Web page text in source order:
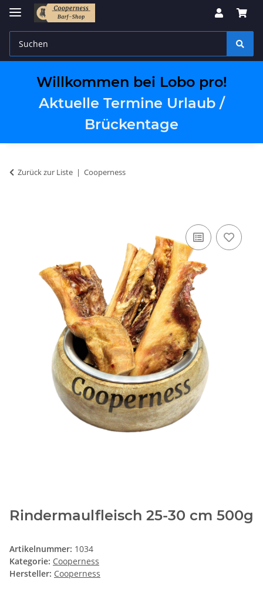
Willkommen bei Lobo pro!
Aktuelle Termine Urlaub /
Brückentage
Zurück zur Liste Cooperness
Rindermaulfleisch 25-30 cm 500g
Artikelnummer: 1034
Kategorie: Cooperness
Hersteller: Cooperness